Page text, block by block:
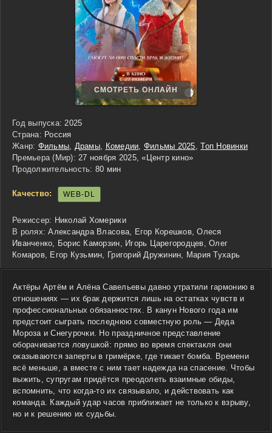
СМОТРЕТЬ ОНЛАЙН
Год выпуска: 2025
Страна: Россия
Жанр: Фильмы Драмы, Комедии Фильмы 2025 ,Топ Новинки
Премьера (Мир): 27 ноября 2025, «Центр кино»
Продолжительность: 80 мин
Качество: WEB-DL
Режиссер: Николай Хомерики
В ролях: Александра Власова, Егор Корешков, Олеся
Иванченко, Борис Каморзин, Игорь Царегородцев, Олег
Комаров, Егор Кузьмин, Григорий Дружинин, Мария Тухарь
Актёры Артём и Алёна Савельевы давно утратили гармонию в
отношениях — их брак держится лишь на остатках чувств и
профессиональных обязанностях. В канун Нового года им
предстоит сыграть последнюю совместную роль — Деда
Мороза и Снегурочки. Но праздничное представление
оборачивается ловушкой: прямо во время спектакля они
оказываются заперты в гримёрке, где тикает бомба. Времени
всё меньше, а вместе с ним тает надежда на спасение. Чтобы
выжить, супругам придётся преодолеть взаимные обиды,
вспомнить, что когда-то их связывало, и действовать как
команда. Каждый удар часов приближает не только к взрыву,
но и к решению их судьбы.